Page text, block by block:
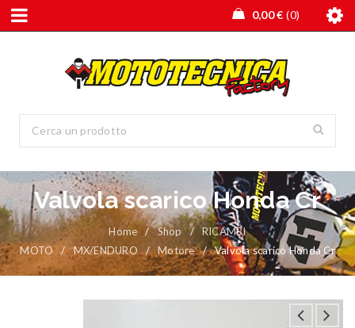
0,00€ 0
Valvola scarico Honda Cr
Home / Shop /
RICAMBI
MOTO
/ MX/ENDURO / Motore / Valvola scarico Honda Cr